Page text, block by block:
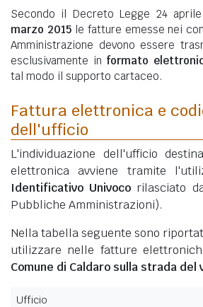
Secondo il Decreto Legge 24
marzo 2015le fatture emesse nei
Amministrazione devono essere
esclusivamente in formato
tal modo il supporto cartaceo.
Fattura elettronica e
dell'ufficio
L'individuazione dell'ufficio
elettronica avviene tramite
Identificativo Univoco rilasciato
Pubbliche Amministrazioni).
Nella tabella seguente sono
utilizzare nelle fatture
Comune di Caldaro sulla strada del
Ufficio